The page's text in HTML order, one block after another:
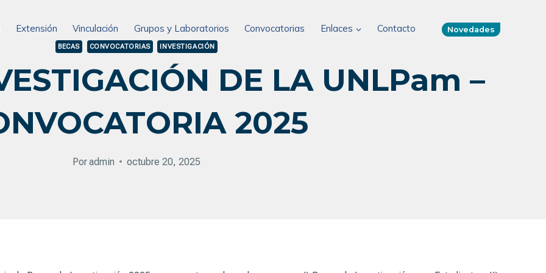
Extensión Vinculación Grupos y Laboratorios Convocatorias Enlaces Contacto Novedades
BECAS CONVOCATORIAS INVESTIGACIÓN
DE LA UNLPam –
2025
Poradmin octubre 20, 2025